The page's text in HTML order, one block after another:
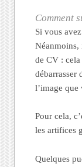
Comment
Si vous
Néanmoins,
de CV :
débarrasser
l’image que
Pour cela,
les artifices
Quelques